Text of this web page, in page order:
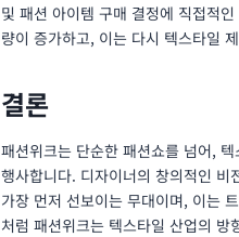
및 패션 아이템 구매 결정에 직접적
량이 증가하고, 이는 다시 텍스타일
결론
패션위크는 단순한 패션쇼를 넘어,
행사합니다. 디자이너의 창의적인
가장 먼저 선보이는 무대이며, 이는
처럼 패션위크는 텍스타일 산업의